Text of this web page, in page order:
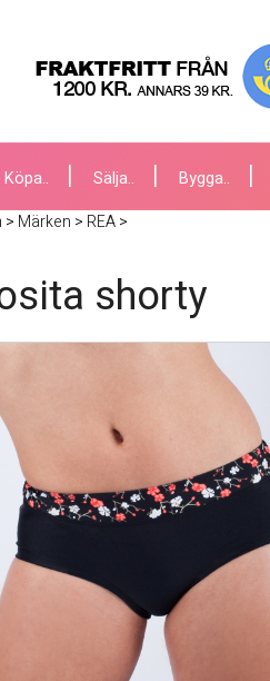
Köpa.. Sälja.. Bygga..
> Märken > REA>
shorty